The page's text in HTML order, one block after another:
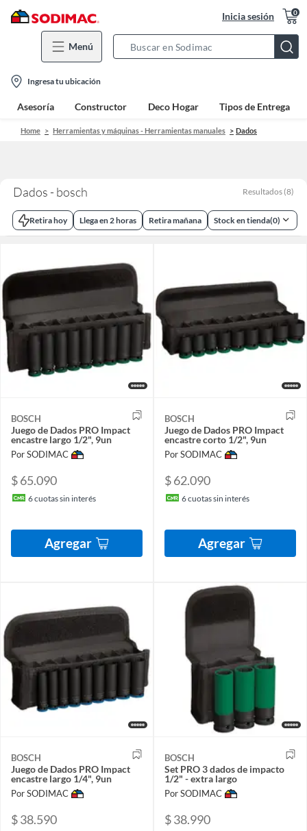
Inicia sesión 0
Menú
Bar
location-
icon
Ingresa tu ubicación
Asesoría Constructor Deco Hogar Tipos de Entrega
Home Herramientas y máquinas - Herramientas manuales Dados
Dados - bosch Resultados (8)
Retira hoy Llega en 2 horas Retira mañana Stock en tienda(0)
BOSCH
Juego de Dados PRO Impact
encastre largo 1/2", 9un
Por SODIMAC
$ 65.090
6cuotas sin interés
Agregar
BOSCH
Juego de Dados PRO Impact
encastre corto 1/2", 9un
Por SODIMAC
$ 62.090
6cuotas sin interés
Agregar
BOSCH
Juego de Dados PRO Impact
encastre largo 1/4", 9un
Por SODIMAC
$ 38.590
BOSCH
Set PRO 3 dados de impacto
1/2" - extra largo
Por SODIMAC
$ 38.990